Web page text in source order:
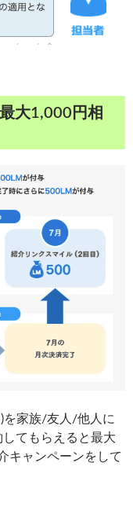
大1,000円相
を家族/友人/他人に
てもらえると最大
キャンペーンをして